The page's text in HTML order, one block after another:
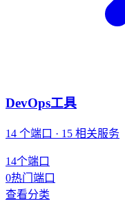
DevOps工具
14 个端口 · 15 相关服务
14个端口
0热门端口
查看分类